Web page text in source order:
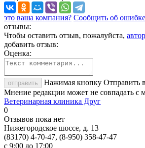
это ваша компания? Сообщить об ошибке
отзывы:
Чтобы оставить отзыв, пожалуйста,
добавить отзыв:
Оценка:
отправить Нажимая кнопку Отправить
Мнение редакции может не совпадать с
Ветеринарная клиника Друг
0
Отзывов пока нет
Нижегородское шоссе, д. 13
(83170) 4-70-47, (8-950) 358-47-47
с 9:00 до 17:00